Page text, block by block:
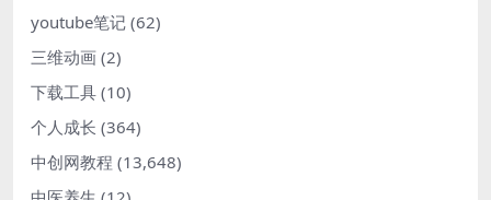
youtube笔记 (62)
三维动画 (2)
下载工具 (10)
个人成长 (364)
中创网教程 (13,648)